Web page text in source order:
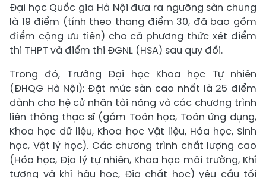
Đại học Quốc gia Hà Nội đưa ra ngưỡng sàn chung
là 19 điểm (tính theo thang điểm 30, đã bao gồm
điểm cộng ưu tiên) cho cả phương thức xét điểm
thi THPT và điểm thi ĐGNL (HSA) sau quy đổi.
Trong đó, Trường Đại học Khoa học Tự nhiên
(ĐHQG Hà Nội): Đặt mức sàn cao nhất là 25 điểm
dành cho hệ cử nhân tài năng và các chương trình
liên thông thạc sĩ (gồm Toán học, Toán ứng dụng,
Khoa học dữ liệu, Khoa học Vật liệu, Hóa học, Sinh
học, Vật lý học). Các chương trình chất lượng cao
(Hóa học, Địa lý tự nhiên, Khoa học môi trường, Khí
tượng và khí hậu học, Địa chất học) yêu cầu tối